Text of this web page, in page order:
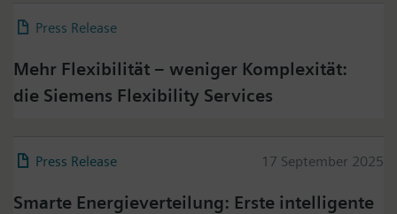
Press Release
Mehr Flexibilität – weniger Komplexität:
die Siemens Flexibility Services
Press Release 17 September 2025
Smarte Energieverteilung: Erste intelligente